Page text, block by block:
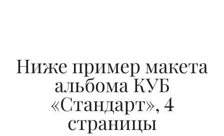
Ниже пример макета
альбома КУБ
«Стандарт», 4
страницы